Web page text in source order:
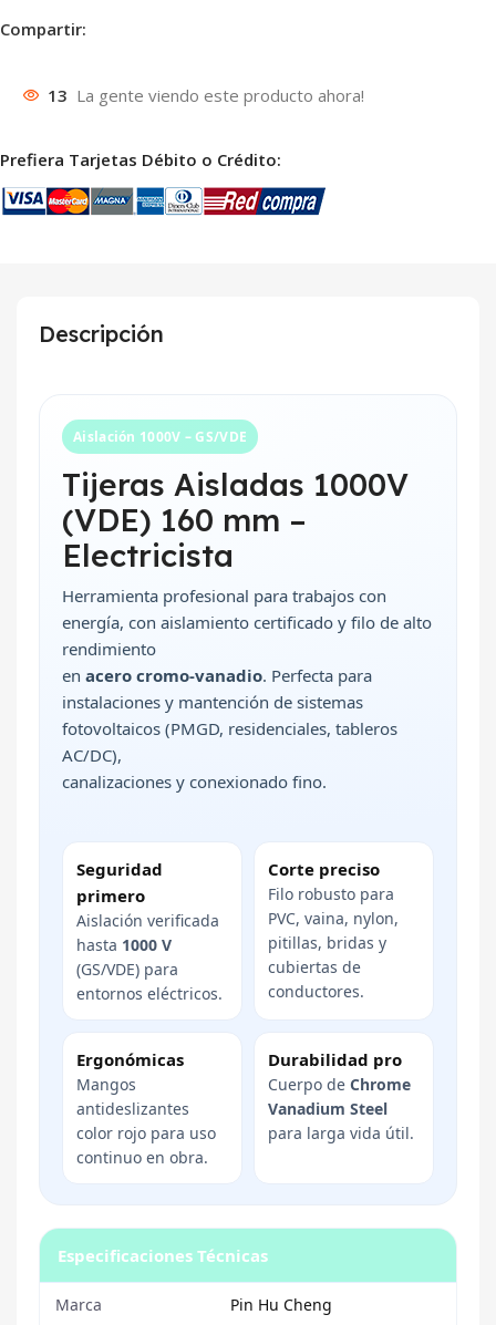
Compartir:
13 La gente viendo este producto ahora!
Prefiera Tarjetas Débito o Crédito:
Descripción
Aislación 1000V – GS/VDE
Tijeras Aisladas 1000V
(VDE) 160 mm –
Electricista
Herramienta profesional para trabajos con
energía, con aislamiento certificado y filo de alto
rendimiento
en acero cromo-vanadio. Perfecta para
instalaciones y mantención de sistemas
fotovoltaicos (PMGD, residenciales, tableros
AC/DC),
canalizaciones y conexionado fino.
Seguridad
primero
Aislación verificada
hasta 1000 V
(GS/VDE) para
entornos eléctricos.
Corte preciso
Filo robusto para
PVC, vaina, nylon,
pitillas, bridas y
cubiertas de
conductores.
Ergonómicas
Mangos
antideslizantes
color rojo para uso
continuo en obra.
Durabilidad pro
Cuerpo de Chrome
Vanadium Steel
para larga vida útil.
Especificaciones Técnicas
Marca Pin Hu Cheng